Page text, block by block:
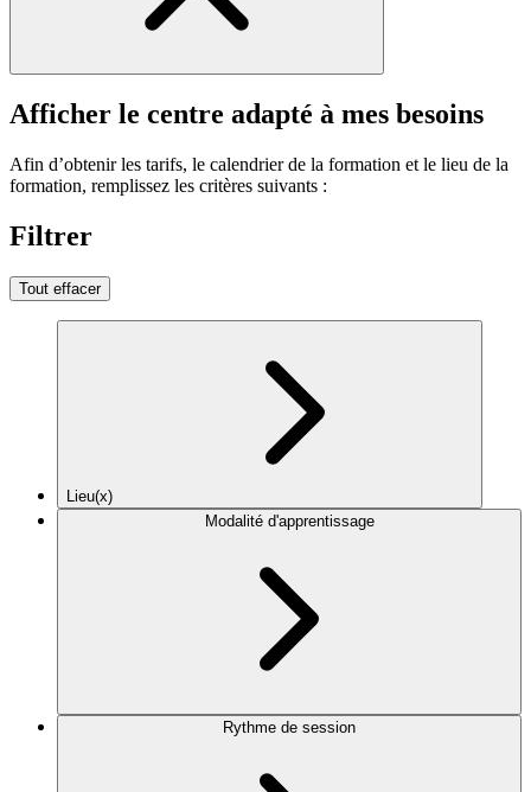
Afficher le centre adapté à mes besoins
Afin d’obtenir les tarifs, le calendrier de la formation et le lieu de la
formation, remplissez les critères suivants :
Filtrer
Tout effacer
Lieu(x)
Modalité d'apprentissage
Rythme de session